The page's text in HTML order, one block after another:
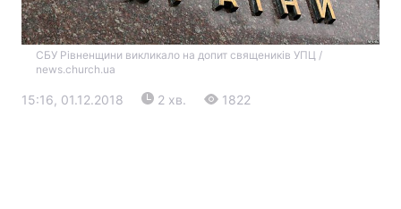
СБУ Рівненщини викликало на допит священиків УПЦ /
news.church.ua
15:16, 01.12.2018 2 хв. 1822